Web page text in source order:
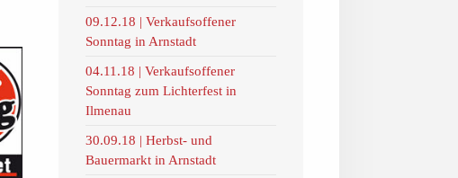
09.12.18 | Verkaufsoffener
Sonntag in Arnstadt
04.11.18 | Verkaufsoffener
Sonntag zum Lichterfest in
Ilmenau
30.09.18 | Herbst- und
Bauermarkt in Arnstadt